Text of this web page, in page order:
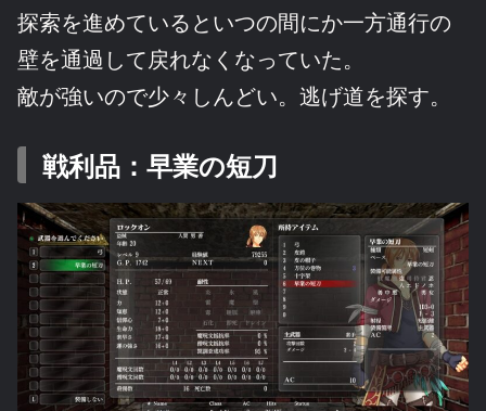
探索を進めているといつの間にか一方通行の
壁を通過して戻れなくなっていた。
敵が強いので少々しんどい。逃げ道を探す。
戦利品：早業の短刀